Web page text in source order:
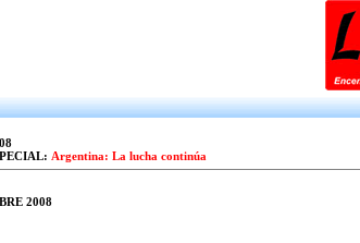
Argentina: La lucha continúa
2008